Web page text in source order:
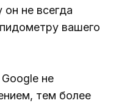
он не всегда
вашего
не
тем более